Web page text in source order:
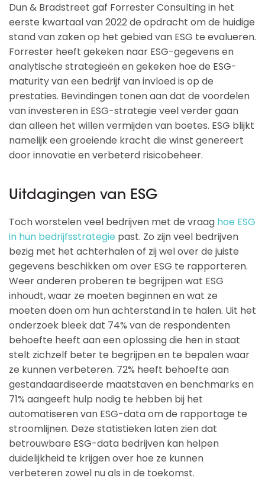
Dun & Bradstreet gaf Forrester Consulting in het
eerste kwartaal van 2022 de opdracht om de huidige
stand van zaken op het gebied van ESG te evalueren.
Forrester heeft gekeken naar ESG-gegevens en
analytische strategieën en gekeken hoe de ESG-
maturity van een bedrijf van invloed is op de
prestaties. Bevindingen tonen aan dat de voordelen
van investeren in ESG-strategie veel verder gaan
dan alleen het willen vermijden van boetes. ESG blijkt
namelijk een groeiende kracht die winst genereert
door innovatie en verbeterd risicobeheer.
Uitdagingen van ESG
Toch worstelen veel bedrijven met de vraag hoe ESG
in hun bedrijfsstrategie past. Zo zijn veel bedrijven
bezig met het achterhalen of zij wel over de juiste
gegevens beschikken om over ESG te rapporteren.
Weer anderen proberen te begrijpen wat ESG
inhoudt, waar ze moeten beginnen en wat ze
moeten doen om hun achterstand in te halen. Uit het
onderzoek bleek dat 74% van de respondenten
behoefte heeft aan een oplossing die hen in staat
stelt zichzelf beter te begrijpen en te bepalen waar
ze kunnen verbeteren. 72% heeft behoefte aan
gestandaardiseerde maatstaven en benchmarks en
71% aangeeft hulp nodig te hebben bij het
automatiseren van ESG-data om de rapportage te
stroomlijnen. Deze statistieken laten zien dat
betrouwbare ESG-data bedrijven kan helpen
duidelijkheid te krijgen over hoe ze kunnen
verbeteren zowel nu als in de toekomst.